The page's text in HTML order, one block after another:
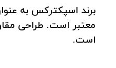
برند اسپکترکس به
معتبر است. طراحی
است.